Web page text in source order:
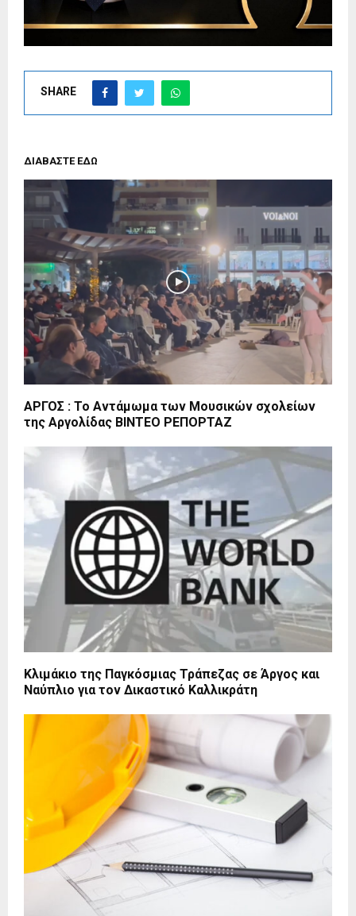
SHARE
ΔΙΑΒΑΣΤΕ ΕΔΩ
ΑΡΓΟΣ : Το Αντάμωμα των Μουσικών σχολείων
της Αργολίδας ΒΙΝΤΕΟ ΡΕΠΟΡΤΑΖ
Κλιμάκιο της Παγκόσμιας Τράπεζας σε Άργος και
Ναύπλιο για τον Δικαστικό Καλλικράτη